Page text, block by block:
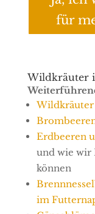
für
Wildkräuter
Wildkräuter
Erdbeeren
und wie wir
können
im